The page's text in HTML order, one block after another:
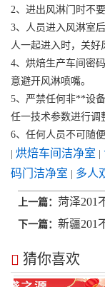
2、进出风淋门时不
3、人员进入风淋室
人一起进入时，关好
4、烘焙生产车间密
意避开风淋喷嘴。
5、严禁任何非**设
任一技术参数进行调
6、任何人员不可随
烘焙车间洁净室
码门洁净室
多人
上一篇： 菏泽201
下一篇： 新疆201
猜你喜欢